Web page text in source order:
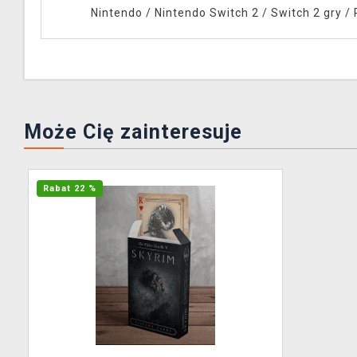
Nintendo / Nintendo Switch 2 / Switch 2 gry /
Może Cię zainteresuje
Rabat 22 %